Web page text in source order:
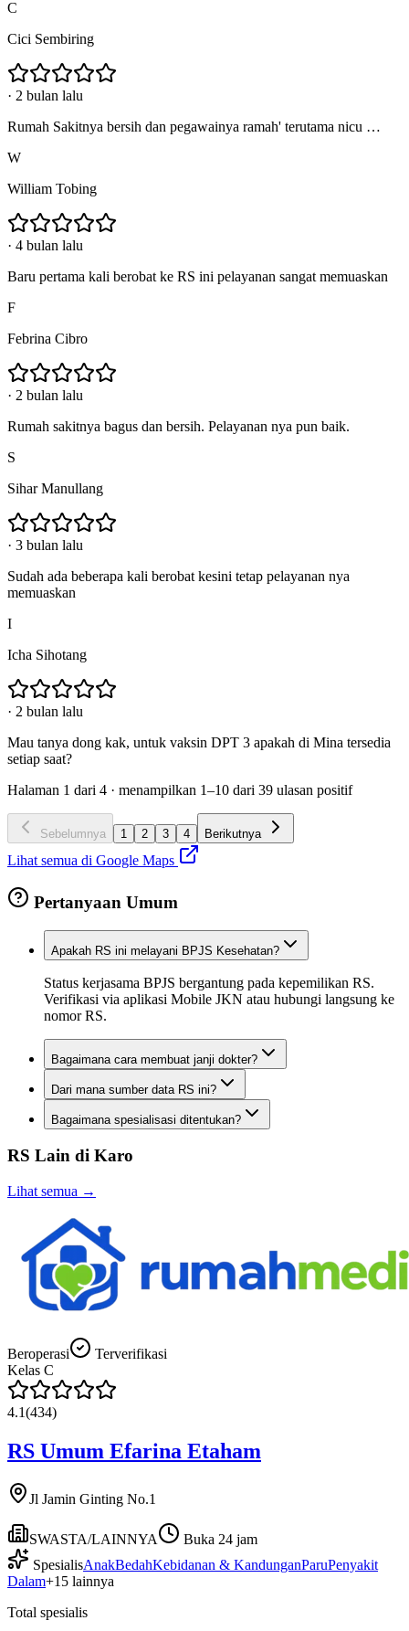
C
Cici Sembiring
· 2 bulan lalu
Rumah Sakitnya bersih dan pegawainya ramah' terutama nicu …
W
William Tobing
· 4 bulan lalu
Baru pertama kali berobat ke RS ini pelayanan sangat memuaskan
F
Febrina Cibro
· 2 bulan lalu
Rumah sakitnya bagus dan bersih. Pelayanan nya pun baik.
S
Sihar Manullang
· 3 bulan lalu
Sudah ada beberapa kali berobat kesini tetap pelayanan nya
memuaskan
I
Icha Sihotang
· 2 bulan lalu
Mau tanya dong kak, untuk vaksin DPT 3 apakah di Mina tersedia
setiap saat?
Halaman 1 dari 4 · menampilkan 1–10 dari 39 ulasan positif
Sebelumnya 1 2 3 4 Berikutnya
Lihat semua di Google Maps
Pertanyaan Umum
Apakah RS ini melayani BPJS Kesehatan?
Status kerjasama BPJS bergantung pada kepemilikan RS.
Verifikasi via aplikasi Mobile JKN atau hubungi langsung ke
nomor RS.
Bagaimana cara membuat janji dokter?
Dari mana sumber data RS ini?
Bagaimana spesialisasi ditentukan?
RS Lain di Karo
Lihat semua →
Beroperasi
Terverifikasi
Kelas C
4.1(434)
RS Umum Efarina Etaham
Jl Jamin Ginting No.1
SWASTA/LAINNYA
Buka 24 jam
SpesialisAnakBedahKebidanan & KandunganParuPenyakit
Dalam+15 lainnya
Total spesialis